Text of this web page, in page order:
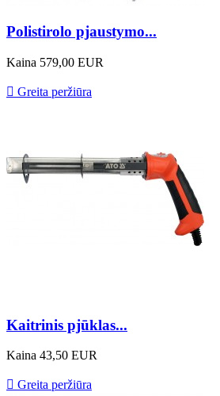
Polistirolo pjaustymo...
Kaina 579,00 EUR
 Greita peržiūra
Kaitrinis pjūklas...
Kaina 43,50 EUR
 Greita peržiūra